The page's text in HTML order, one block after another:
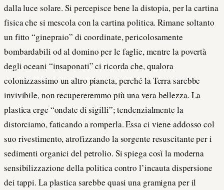
dalla luce solare. Si percepisce bene la distopia, per la cartina
fisica che si mescola con la cartina politica. Rimane soltanto
un fitto “ginepraio” di coordinate, pericolosamente
bombardabili od al domino per le faglie, mentre la povertà
degli oceani “insaponati” ci ricorda che, qualora
colonizzassimo un altro pianeta, perché la Terra sarebbe
invivibile, non recupereremmo più una vera bellezza. La
plastica erge “ondate di sigilli”; tendenzialmente la
distorciamo, faticando a romperla. Essa ci viene addosso col
suo rivestimento, atrofizzando la sorgente resuscitante per i
sedimenti organici del petrolio. Si spiega così la moderna
sensibilizzazione della politica contro l’incauta dispersione
dei tappi. La plastica sarebbe quasi una gramigna per il